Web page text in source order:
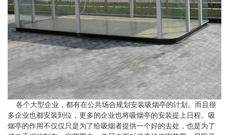
各个大型企业，都有在公共场合规划安装吸烟亭的计划。而且很
多企业也都安装到位，更多的企业也将吸烟亭的安装提上日程。吸
烟亭的作用不仅仅只是为了给吸烟者提供一个好的去处，也是为了